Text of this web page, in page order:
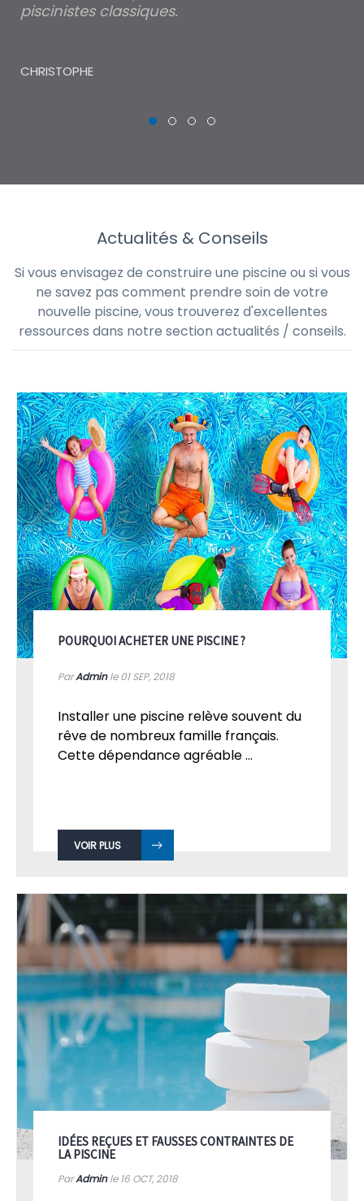
piscinistes classiques.
CHRISTOPHE
Actualités & Conseils
Si vous envisagez de construire une piscine ou si vous
ne savez pas comment prendre soin de votre
nouvelle piscine, vous trouverez d'excellentes
ressources dans notre section actualités / conseils.
POURQUOI ACHETER UNE PISCINE ?
ParAdminle 01SEP, 2018
Installer une piscine relève souvent du
rêve de nombreux famille français.
Cette dépendance agréable ...
VOIR PLUS
IDÉES REÇUES ET FAUSSES CONTRAINTES DE
LA PISCINE
ParAdminle 16 OCT, 2018